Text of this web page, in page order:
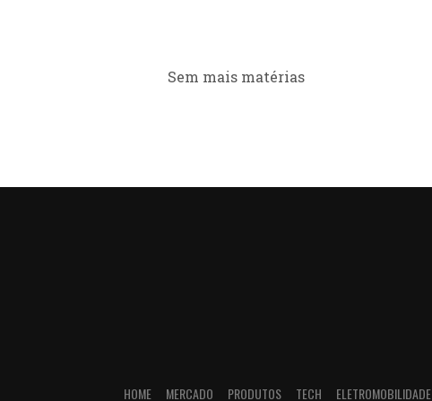
Sem mais matérias
HOME MERCADO PRODUTOS TECH ELETROMOBILIDADE